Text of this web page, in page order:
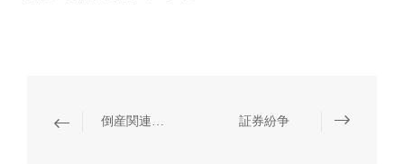
倒産関連訴訟 証券紛争